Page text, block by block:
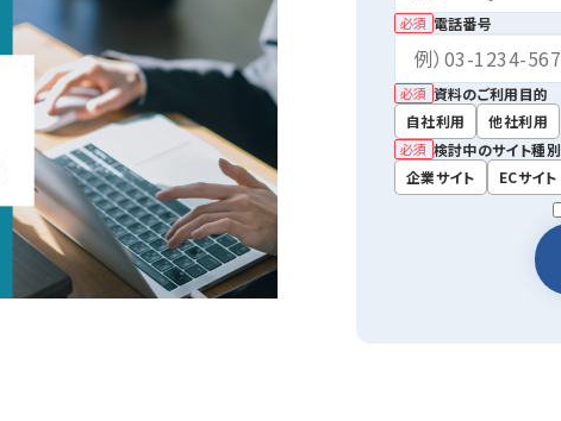
必須 電話番号
必須 資料のご利用目的
自社利用
他社利用
必須 検討中のサイト種別
企業サイト
ECサイト